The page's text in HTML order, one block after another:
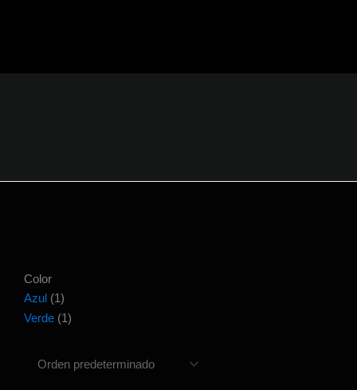
Color
Azul (1)
Verde (1)